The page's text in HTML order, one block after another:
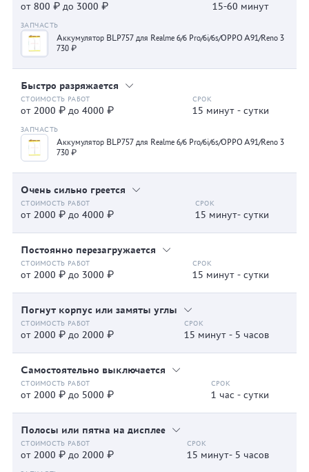
от 800 ₽ до 3000 ₽ 15-60 минут
Аккумулятор BLP757 для Realme 6/6 Pro/6i/6s/OPPO A91/Reno 3
730 ₽
Быстро разряжается
от 2000 ₽ до 4000 ₽ 15 минут - сутки
Аккумулятор BLP757 для Realme 6/6 Pro/6i/6s/OPPO A91/Reno 3
730 ₽
Очень сильно греется
от 2000 ₽ до 4000 ₽ 15 минут- сутки
Постоянно перезагружается
от 2000 ₽ до 3000 ₽ 15 минут - сутки
Погнут корпус или замяты углы
от 2000 ₽ до 2000 ₽ 15 минут - 5 часов
Самостоятельно выключается
от 2000 ₽ до 5000 ₽ 1 час - сутки
Полосы или пятна на дисплее
от 2000 ₽ до 2000 ₽ 15 минут- 5 часов